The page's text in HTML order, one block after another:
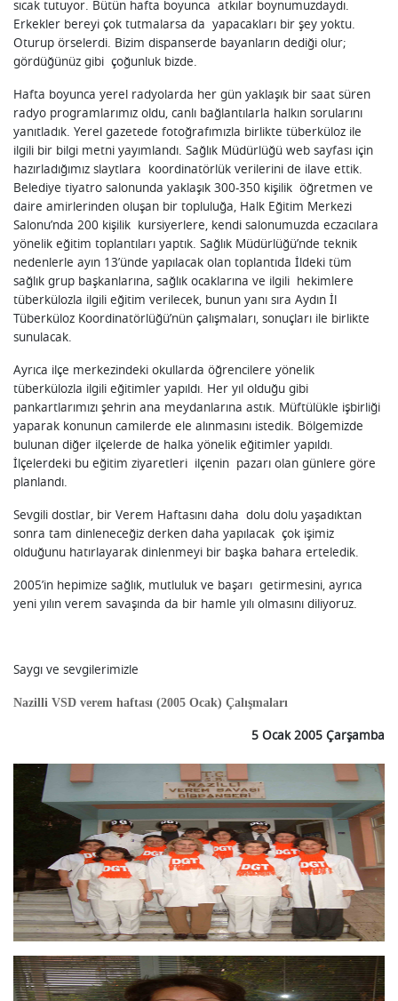
sıcak tutuyor. Bütün hafta boyunca atkılar boynumuzdaydı.
Erkekler bereyi çok tutmalarsa da yapacakları bir şey yoktu.
Oturup örselerdi. Bizim dispanserde bayanların dediği olur;
gördüğünüz gibi çoğunluk bizde.
Hafta boyunca yerel radyolarda her gün yaklaşık bir saat süren
radyo programlarımız oldu, canlı bağlantılarla halkın sorularını
yanıtladık. Yerel gazetede fotoğrafımızla birlikte tüberküloz ile
ilgili bir bilgi metni yayımlandı. Sağlık Müdürlüğü web sayfası için
hazırladığımız slaytlara koordinatörlük verilerini de ilave ettik.
Belediye tiyatro salonunda yaklaşık 300-350 kişilik öğretmen ve
daire amirlerinden oluşan bir topluluğa, Halk Eğitim Merkezi
Salonu’nda 200 kişilik kursiyerlere, kendi salonumuzda eczacılara
yönelik eğitim toplantıları yaptık. Sağlık Müdürlüğü’nde teknik
nedenlerle ayın 13’ünde yapılacak olan toplantıda İldeki tüm
sağlık grup başkanlarına, sağlık ocaklarına ve ilgili hekimlere
tüberkülozla ilgili eğitim verilecek, bunun yanı sıra Aydın İl
Tüberküloz Koordinatörlüğü’nün çalışmaları, sonuçları ile birlikte
sunulacak.
Ayrıca ilçe merkezindeki okullarda öğrencilere yönelik
tüberkülozla ilgili eğitimler yapıldı. Her yıl olduğu gibi
pankartlarımızı şehrin ana meydanlarına astık. Müftülükle işbirliği
yaparak konunun camilerde ele alınmasını istedik. Bölgemizde
bulunan diğer ilçelerde de halka yönelik eğitimler yapıldı.
İlçelerdeki bu eğitim ziyaretleri ilçenin pazarı olan günlere göre
planlandı.
Sevgili dostlar, bir Verem Haftasını daha dolu dolu yaşadıktan
sonra tam dinleneceğiz derken daha yapılacak çok işimiz
olduğunu hatırlayarak dinlenmeyi bir başka bahara erteledik.
2005’in hepimize sağlık, mutluluk ve başarı getirmesini, ayrıca
yeni yılın verem savaşında da bir hamle yılı olmasını diliyoruz.
Saygı ve sevgilerimizle
Nazilli VSD verem haftası (2005 Ocak) Çalışmaları
5 Ocak 2005 Çarşamba